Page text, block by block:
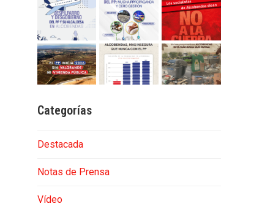
Categorías
Destacada
Notas de Prensa
Vídeo